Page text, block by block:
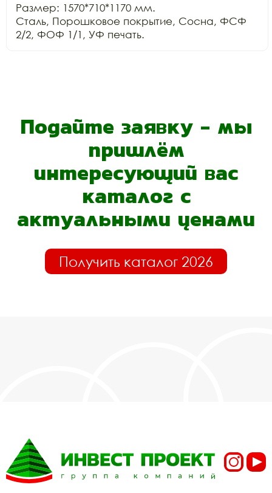
Размер: 1570*710*1170 мм.
Сталь, Порошковое покрытие, Сосна, ФСФ
2/2, ФОФ 1/1, УФ печать.
Подайте заявку - мы
пришлём
интересующий вас
каталог с
актуальными ценами
Получить каталог 2026